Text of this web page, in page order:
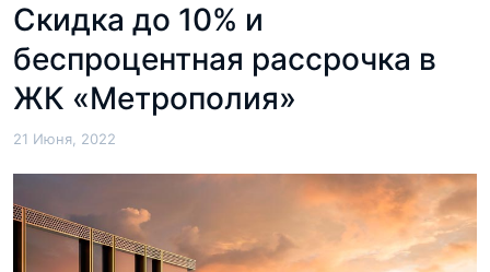
Скидка до 10% и
беспроцентная рассрочка в
ЖК «Метрополия»
21 Июня, 2022